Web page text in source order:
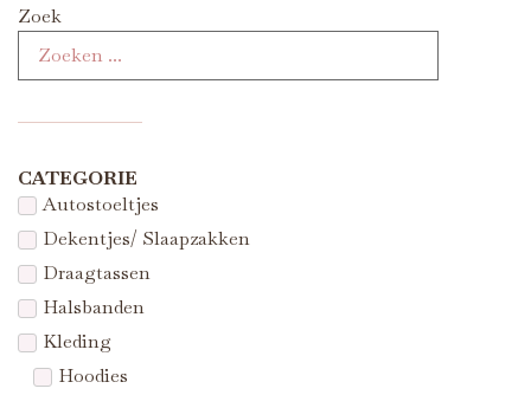
Zoek
CATEGORIE
Autostoeltjes
Dekentjes/ Slaapzakken
Draagtassen
Halsbanden
Kleding
Hoodies